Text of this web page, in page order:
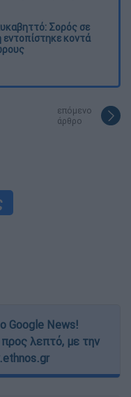
Σορός σε
κοντά
επόμενο
άρθρο
Google News!
προς λεπτό, με την